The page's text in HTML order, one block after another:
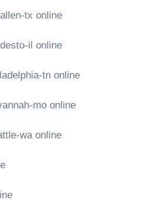
tx online
il online
tn online
mo online
wa online